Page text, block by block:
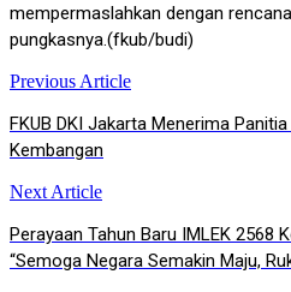
mempermaslahkan dengan
pungkasnya.(fkub/budi)
Post
navigation
Previous Article
FKUB DKI Jakarta Menerima
Kembangan
Next Article
Perayaan Tahun Baru IMLEK 2568
“Semoga Negara Semakin Maju,